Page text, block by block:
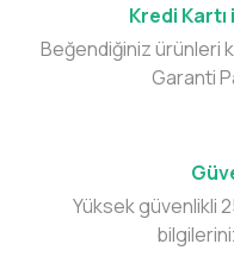
Kredi
Beğendiğiniz ürünleri
Garanti
Yüksek güvenlikli